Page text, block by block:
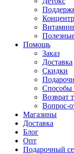
Помощь
Заказ
Доставка
Скидки
Способы
Возврат
Вопрос-
Магазины
Доставка
Блог
Опт
Подарочный